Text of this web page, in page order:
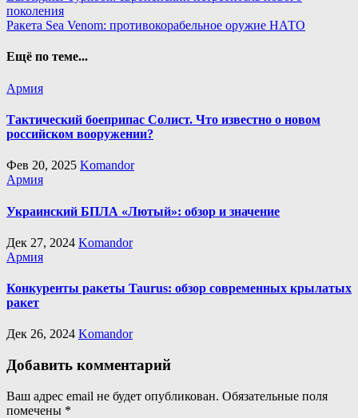
по
поколения
Ракета Sea Venom: противокорабельное оружие НАТО
Ещё по теме...
Армия
Тактический боеприпас Солист. Что известно о новом
российском вооружении?
Фев 20, 2025 Komandor
Армия
Украинский БПЛА «Лютый»: обзор и значение
Дек 27, 2024 Komandor
Армия
Конкуренты ракеты Taurus: обзор современных крылатых
ракет
Дек 26, 2024 Komandor
Добавить комментарий
Ваш адрес email не будет опубликован. Обязательные поля
помечены *